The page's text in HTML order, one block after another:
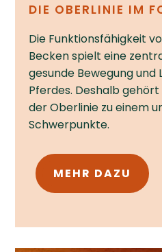
DIE OBERLINIE IM
Die Funktionsfähigkeit
Becken spielt eine
gesunde Bewegung und
Pferdes. Deshalb
der Oberlinie zu einem
Schwerpunkte.
MEHR DAZU